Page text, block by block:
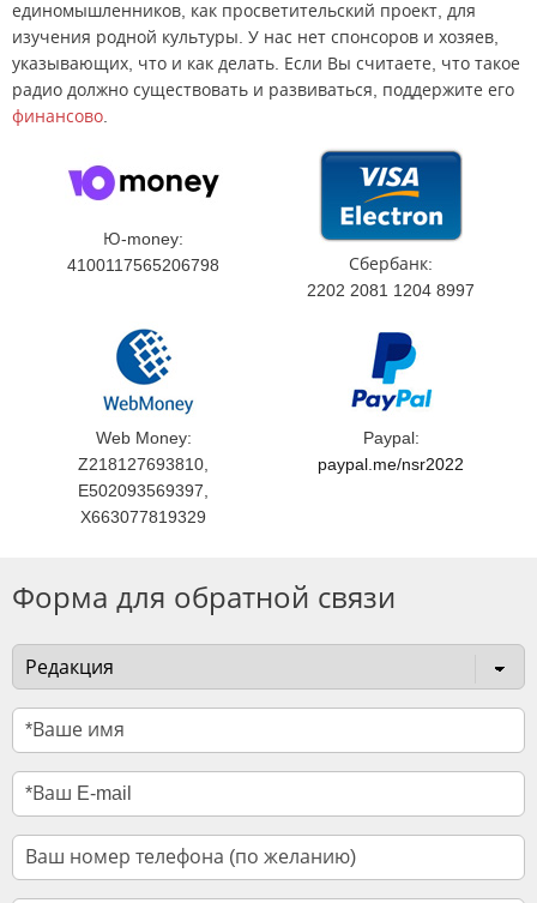
единомышленников, как просветительский проект, для
изучения родной культуры. У нас нет спонсоров и хозяев,
указывающих, что и как делать. Если Вы считаете, что такое
радио должно существовать и развиваться, поддержите его
финансово.
Ю-money:
4100117565206798
Сбербанк:
2202 2081 1204 8997
Web Money:
Z218127693810,
E502093569397,
X663077819329
Paypal:
paypal.me/nsr2022
Форма для обратной связи